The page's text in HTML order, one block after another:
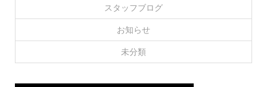
スタッフブログ
お知らせ
未分類